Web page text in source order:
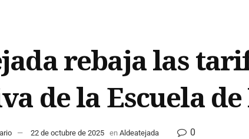
rebaja las
de la Escuela
22 de octubre de 2025 en Aldeatejada 0